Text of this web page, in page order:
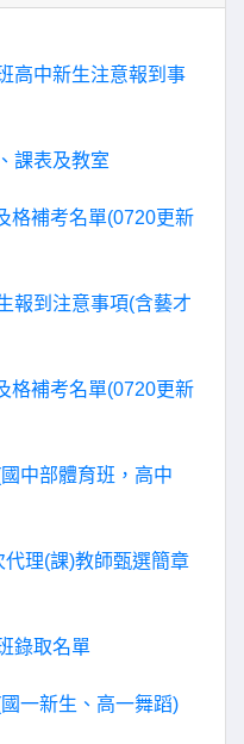
高中新生注意報到事
課表及教室
格補考名單(0720更新
報到注意事項(含藝才
格補考名單(0720更新
中部體育班，高中
理(課)教師甄選簡章
錄取名單
一新生、高一舞蹈)